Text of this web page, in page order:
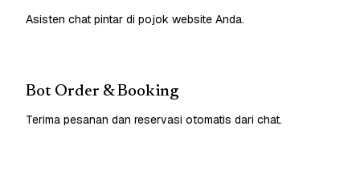
Asisten chat pintar di pojok website Anda.
Bot Order & Booking
Terima pesanan dan reservasi otomatis dari chat.